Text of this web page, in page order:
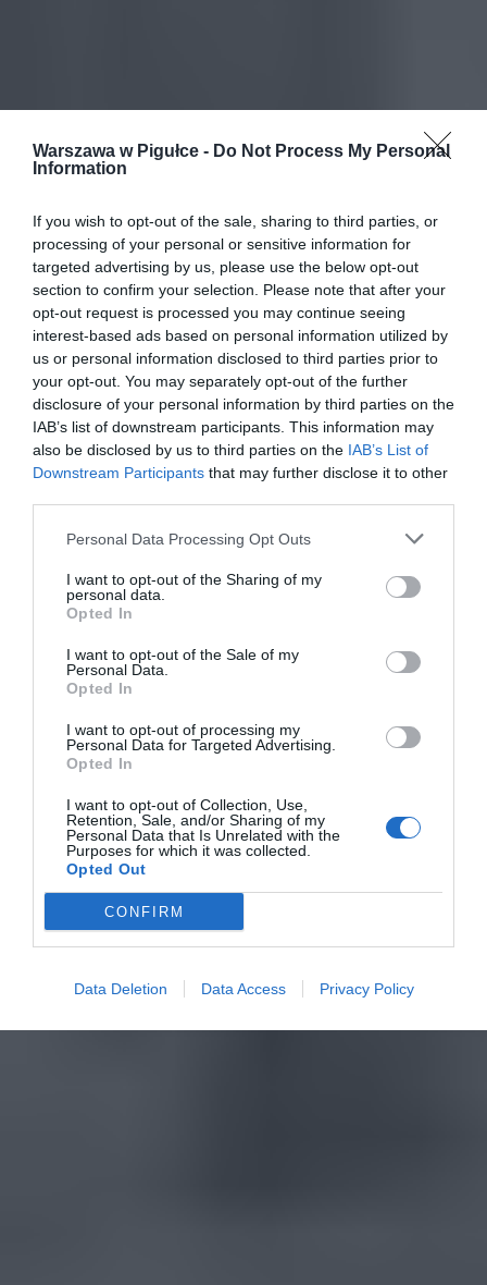
Warszawa w Pigułce - Do Not Process My Personal
Information
If you wish to opt-out of the sale, sharing to third parties, or
processing of your personal or sensitive information for
targeted advertising by us, please use the below opt-out
section to confirm your selection. Please note that after your
opt-out request is processed you may continue seeing
interest-based ads based on personal information utilized by
us or personal information disclosed to third parties prior to
your opt-out. You may separately opt-out of the further
disclosure of your personal information by third parties on the
IAB’s list of downstream participants. This information may
also be disclosed by us to third parties on the IAB’s List of
Downstream Participants that may further disclose it to other
Personal Data Processing Opt Outs
I want to opt-out of the Sharing of my
personal data.
Opted In
I want to opt-out of the Sale of my
Personal Data.
Opted In
I want to opt-out of processing my
Personal Data for Targeted Advertising.
Opted In
I want to opt-out of Collection, Use,
Retention, Sale, and/or Sharing of my
Personal Data that Is Unrelated with the
Purposes for which it was collected.
Opted Out
CONFIRM
Data Deletion Data Access Privacy Policy